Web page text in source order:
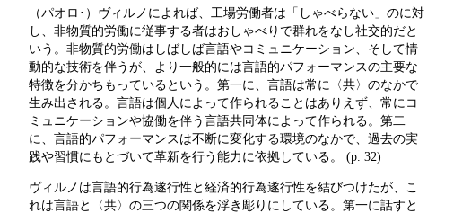
（パオロ･）ヴィルノによれば、工場労働者は「しゃべらない」のに対
し、非物質的労働に従事する者はおしゃべりで群れをなし社交的だと
いう。非物質的労働はしばしば言語やコミュニケーション、そして情
動的な技術を伴うが、より一般的には言語的パフォーマンスの主要な
特徴を分かちもっているという。第一に、言語は常に〈共〉のなかで
生み出される。言語は個人によって作られることはありえず、常にコ
ミュニケーションや協働を伴う言語共同体によって作られる。第二
に、言語的パフォーマンスは不断に変化する環境のなかで、過去の実
践や習慣にもとづいて革新を行う能力に依拠している。 (p. 32)
ヴィルノは言語的行為遂行性と経済的行為遂行性を結びつけたが、こ
れは言語と〈共〉の三つの関係を浮き彫りにしている。第一に話すと